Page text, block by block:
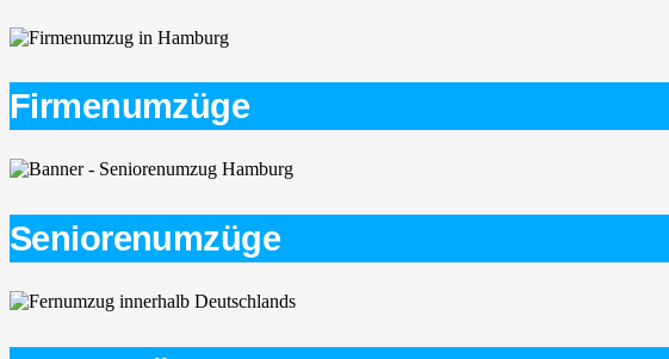
Firmenumzüge
Seniorenumzüge